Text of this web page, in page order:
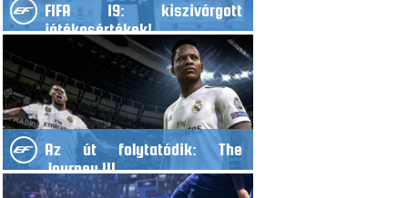
FIFA 19: kiszivárgott
játékosértékek!
Az út folytatódik: The
Journey III.